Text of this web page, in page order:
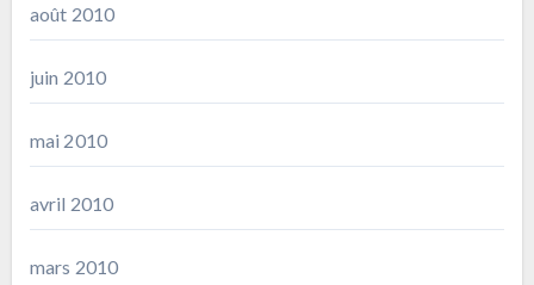
août 2010
juin 2010
mai 2010
avril 2010
mars 2010